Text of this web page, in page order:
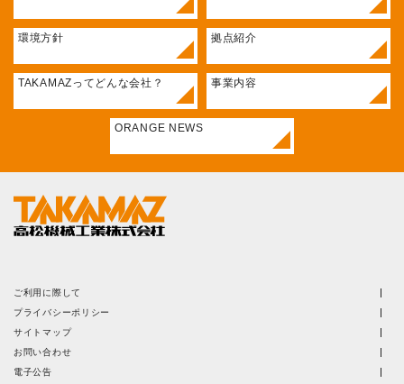
環境方針 拠点紹介
TAKAMAZって どんな会社？ 事業内容
ORANGE NEWS
ご利用に際して
プライバシーポリシー
サイトマップ
お問い合わせ
電子公告